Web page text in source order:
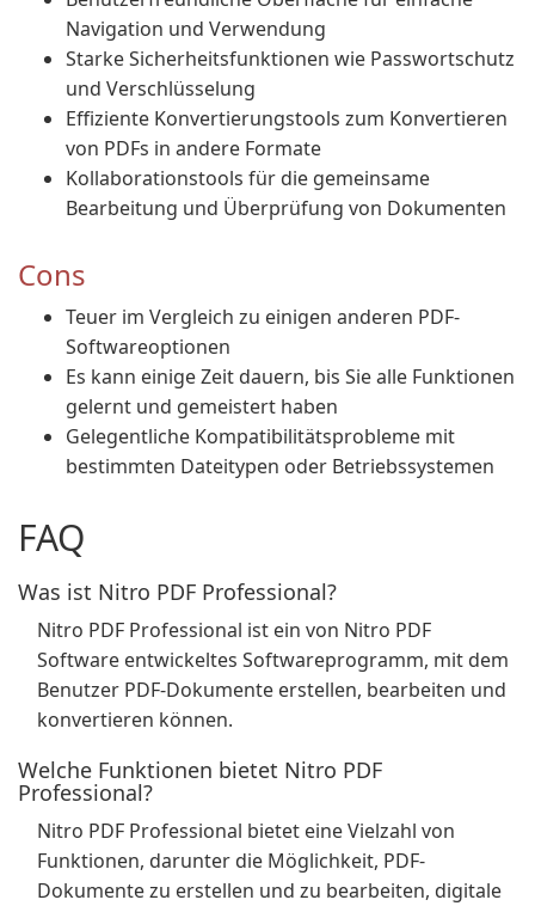
Navigation und Verwendung
Starke Sicherheitsfunktionen wie Passwortschutz
und Verschlüsselung
Effiziente Konvertierungstools zum Konvertieren
von PDFs in andere Formate
Kollaborationstools für die gemeinsame
Bearbeitung und Überprüfung von Dokumenten
Cons
Teuer im Vergleich zu einigen anderen PDF-
Softwareoptionen
Es kann einige Zeit dauern, bis Sie alle Funktionen
gelernt und gemeistert haben
Gelegentliche Kompatibilitätsprobleme mit
bestimmten Dateitypen oder Betriebssystemen
FAQ
Was ist Nitro PDF Professional?
Nitro PDF Professional ist ein von Nitro PDF
Software entwickeltes Softwareprogramm, mit dem
Benutzer PDF-Dokumente erstellen, bearbeiten und
konvertieren können.
Welche Funktionen bietet Nitro PDF
Professional?
Nitro PDF Professional bietet eine Vielzahl von
Funktionen, darunter die Möglichkeit, PDF-
Dokumente zu erstellen und zu bearbeiten, digitale